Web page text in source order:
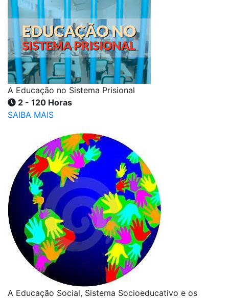
A Educação no Sistema Prisional
2 - 120 Horas
SAIBA MAIS
A Educação Social, Sistema Socioeducativo e os